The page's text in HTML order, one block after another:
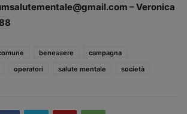
– Veronica
benessere
campagna
operatori salute mentale società